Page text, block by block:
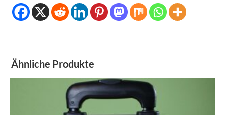
Ähnliche Produkte